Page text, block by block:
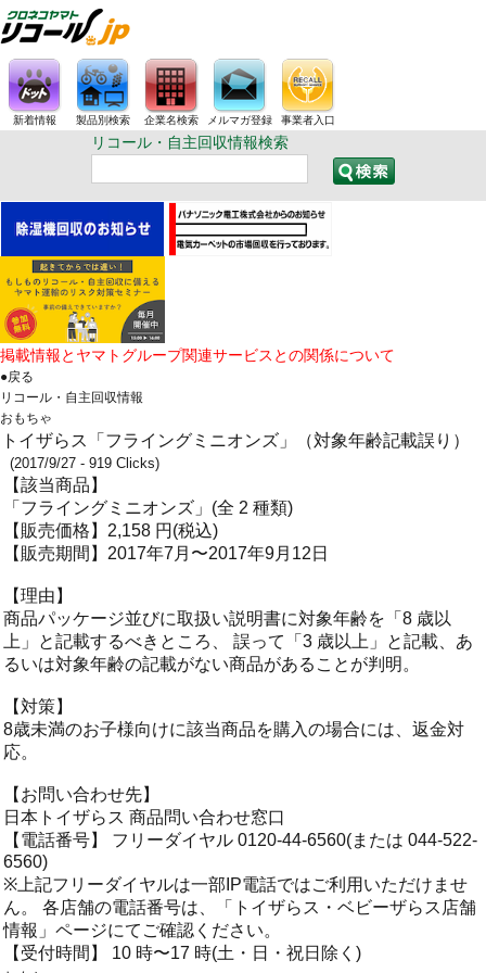
新着情報 製品別検索 企業名検索 メルマガ登録 事業者入口
リコール・自主回収情報検索
掲載情報とヤマトグループ関連サービスとの関係について
●戻る
リコール・自主回収情報
おもちゃ
トイザらス「フライングミニオンズ」（対象年齢記載誤り）
(2017/9/27 - 919 Clicks)
【該当商品】
「フライングミニオンズ」(全 2 種類)
【販売価格】2,158 円(税込)
【販売期間】2017年7月〜2017年9月12日
【理由】
商品パッケージ並びに取扱い説明書に対象年齢を「8 歳以
上」と記載するべきところ、 誤って「3 歳以上」と記載、あ
るいは対象年齢の記載がない商品があることが判明。
【対策】
8歳未満のお子様向けに該当商品を購入の場合には、返金対
応。
【お問い合わせ先】
日本トイザらス 商品問い合わせ窓口
【電話番号】 フリーダイヤル 0120-44-6560(または 044-522-
6560)
※上記フリーダイヤルは一部IP電話ではご利用いただけませ
ん。 各店舗の電話番号は、「トイザらス・ベビーザらス店舗
情報」ページにてご確認ください。
【受付時間】 10 時〜17 時(土・日・祝日除く)